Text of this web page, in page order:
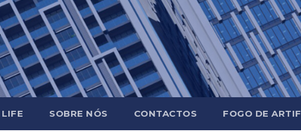
SOBRE NÓS CONTACTOS FOGO DE